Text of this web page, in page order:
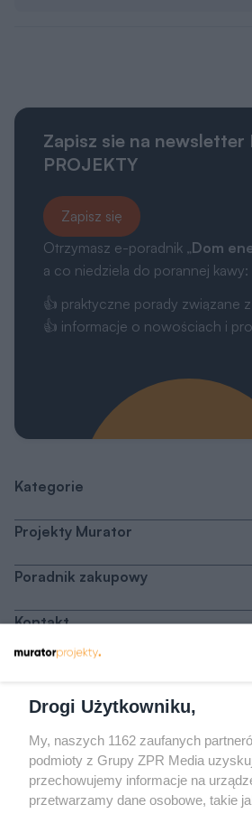
Zapisz sie na
PROJEKTY
Zapisz się
Otrzymasz e-poradnik „Dom
a co niedziela do porannej kawy:
👍 praktyczne porady związane
👍 informacje o nowościach i
Kategorie
Projekty Murator
Poradnik zakupowy
Kontakt
Odwiedź grupę na
Gdybym budował drugi raz - mądry
Drogi Użytkowniku,
My, naszych 1162 zaufanych
podmioty z Grupy ZPR Media
przechowujemy informacje na
przetwarzamy dane osobowe, takie